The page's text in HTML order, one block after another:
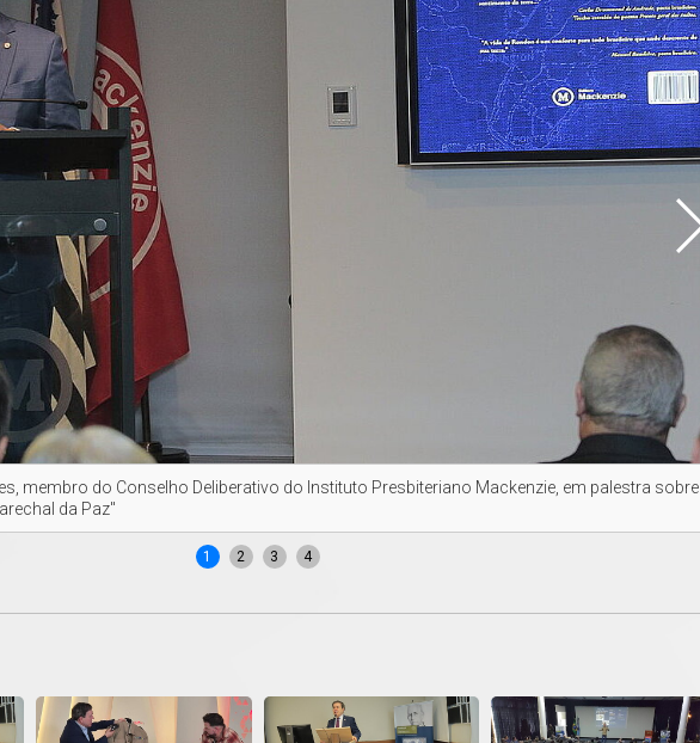
membro do Conselho Deliberativo do Instituto Presbiteriano Mackenzie, em palestra sobre
da Paz"
1 2 3 4